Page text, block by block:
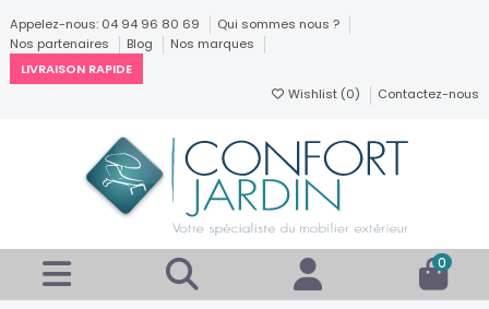
Appelez-nous: 04 94 96 80 69
Qui sommes nous ?
Nos partenaires
Blog
Nos marques
LIVRAISON RAPIDE
Wishlist (0) Contactez-nous
0